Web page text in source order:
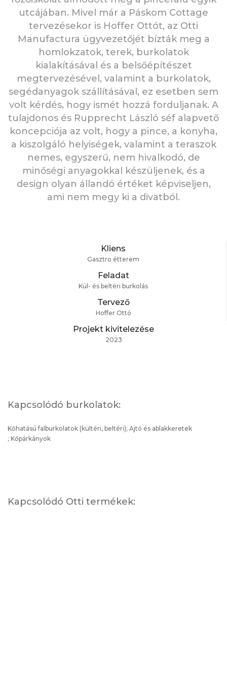
utcájában. Mivel már a Páskom Cottage
tervezésekor is Hoffer Ottót, az Otti
Manufactura ügyvezetőjét bízták meg a
homlokzatok, terek, burkolatok
kialakításával és a belsőépítészet
megtervezésével, valamint a burkolatok,
segédanyagok szállításával, ez esetben sem
volt kérdés, hogy ismét hozzá forduljanak. A
tulajdonos és Rupprecht László séf alapvető
koncepciója az volt, hogy a pince, a konyha,
a kiszolgáló helyiségek, valamint a teraszok
nemes, egyszerű, nem hivalkodó, de
minőségi anyagokkal készüljenek, és a
design olyan állandó értéket képviseljen,
ami nem megy ki a divatból.
Kliens
Gasztro étterem
Feladat
Kül- és beltéri burkolás
Tervező
Hoffer Ottó
Projekt kivitelezése
2023
Kapcsolódó burkolatok:
Kőhatású falburkolatok (kültéri, beltéri); Ajtó és ablakkeretek
; Kőpárkányok
Kapcsolódó Otti termékek: